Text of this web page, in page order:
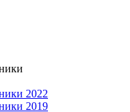
2022
2019